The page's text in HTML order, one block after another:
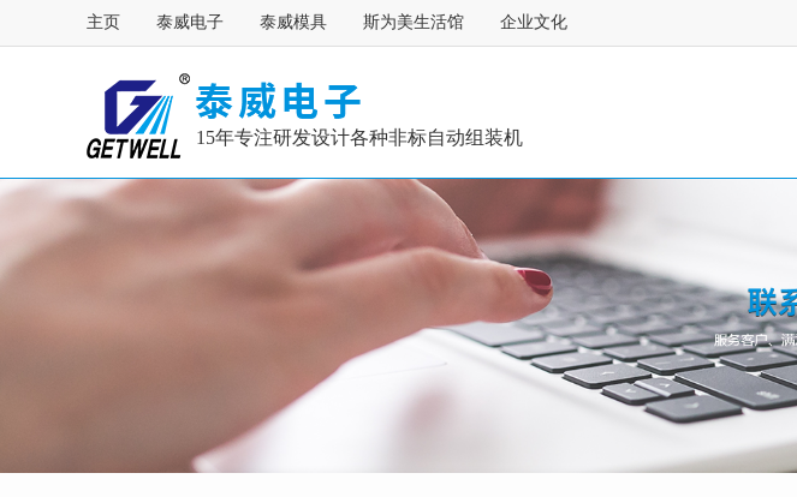
主页 泰威电子 泰威模具 斯为美生活馆 企业文化
15年专注研发设计各种非标自动组装机